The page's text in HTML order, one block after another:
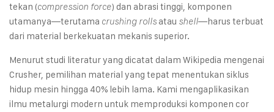
tekan (compression force) dan abrasi tinggi, komponen
utamanya—terutama crushing rolls atau shell—harus terbuat
dari material berkekuatan mekanis superior.
Menurut studi literatur yang dicatat dalam Wikipedia mengenai
Crusher, pemilihan material yang tepat menentukan siklus
hidup mesin hingga 40% lebih lama. Kami mengaplikasikan
ilmu metalurgi modern untuk memproduksi komponen cor